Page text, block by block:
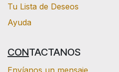
Tu Lista de Deseos
Ayuda
CONTACTANOS
Envíanos un mensaje